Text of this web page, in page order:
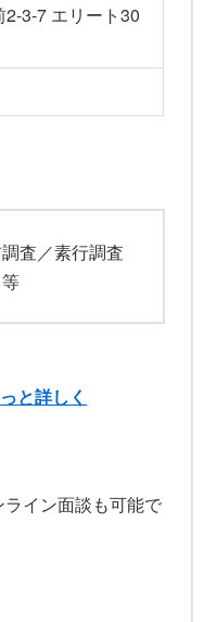
2-3-7 エリート30
査／素行調査
と詳しく
イン面談も可能で